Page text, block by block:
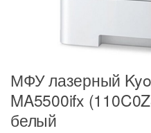
МФУ лазерный
MA5500ifx
белый